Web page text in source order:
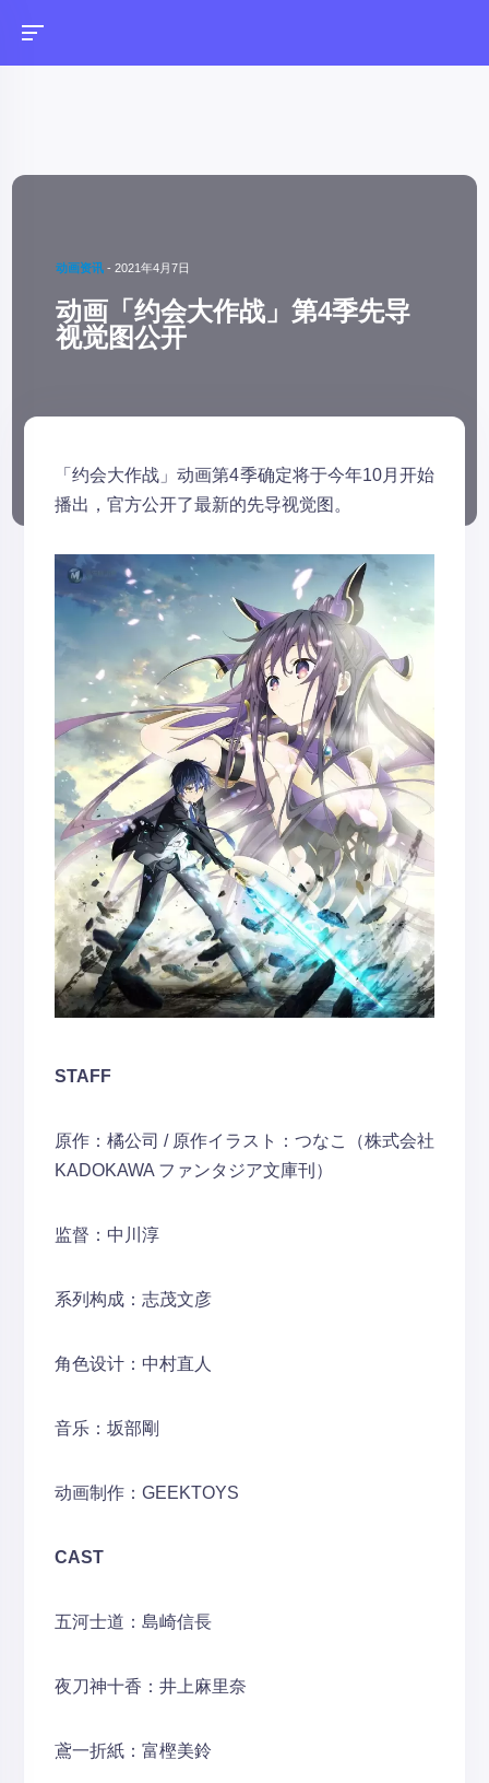
动画资讯 -2021年4月7日
动画「约会大作战」第4季先导
视觉图公开
「约会大作战」动画第4季确定将于今年10月开始
播出，官方公开了最新的先导视觉图。
STAFF
原作：橘公司 / 原作イラスト：つなこ（株式会社
KADOKAWA ファンタジア文庫刊）
监督：中川淳
系列构成：志茂文彦
角色设计：中村直人
音乐：坂部剛
动画制作：GEEKTOYS
CAST
五河士道：島崎信長
夜刀神十香：井上麻里奈
鳶一折紙：富樫美鈴